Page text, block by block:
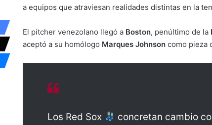
a equipos que atraviesan realidades distintas en la
El pítcher venezolano llegó a Boston, penúltimo de la
aceptó a su homólogo Marques Johnson como pieza
Los Red Sox concretan cambio